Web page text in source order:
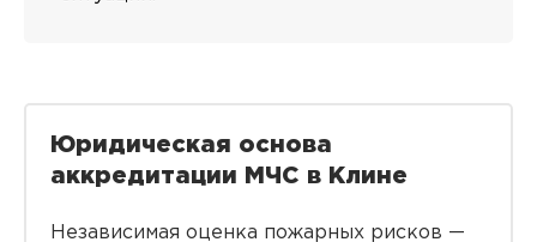
Юридическая основа
аккредитации МЧС в Клине
Независимая оценка пожарных рисков —